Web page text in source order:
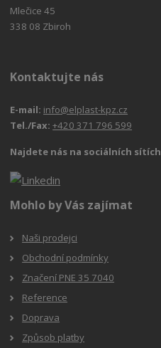
Mlečice 45
338 08 Zbiroh
Kontaktujte nás
E-mail: info@elplast-kpz.cz
Tel./Fax:+420 371 796 599
Najdete nás na sociálních sítích
Mohlo by Vás zajímat
Naši prodejci
Obchodní podmínky
Značení PNE 35 7040
Reference
Doprava
Způsob platby